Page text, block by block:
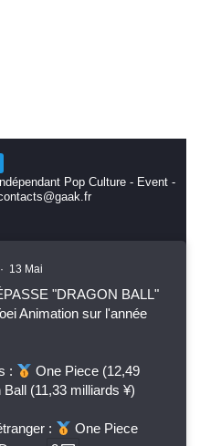
Pop Culture - Event -
· 13 Mai
"DRAGON BALL"
Animation sur l'année
:
One Piece (12,49
Ball (11,33 milliards ¥)
:
One Piece